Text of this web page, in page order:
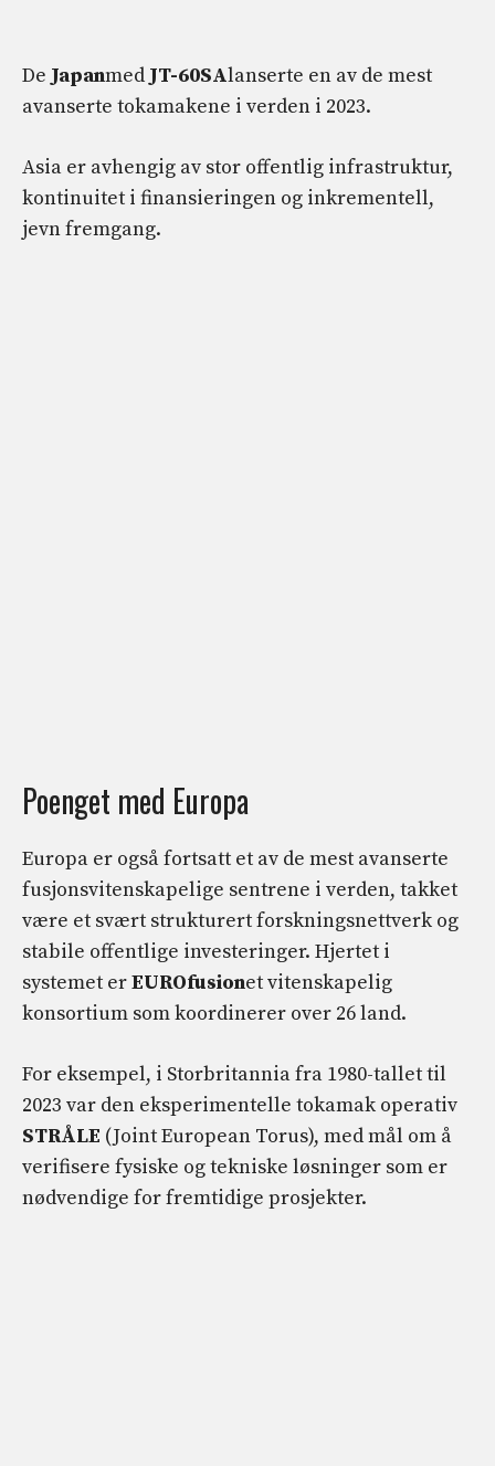
De Japanmed JT-60SAlanserte en av de mest
avanserte tokamakene i verden i 2023.
Asia er avhengig av stor offentlig infrastruktur,
kontinuitet i finansieringen og inkrementell,
jevn fremgang.
Poenget med Europa
Europa er også fortsatt et av de mest avanserte
fusjonsvitenskapelige sentrene i verden, takket
være et svært strukturert forskningsnettverk og
stabile offentlige investeringer. Hjertet i
systemet erEUROfusionet vitenskapelig
konsortium som koordinerer over 26 land.
For eksempel, i Storbritannia fra 1980-tallet til
2023 var den eksperimentelle tokamak operativ
STRÅLE (Joint European Torus), med mål om å
verifisere fysiske og tekniske løsninger som er
nødvendige for fremtidige prosjekter.